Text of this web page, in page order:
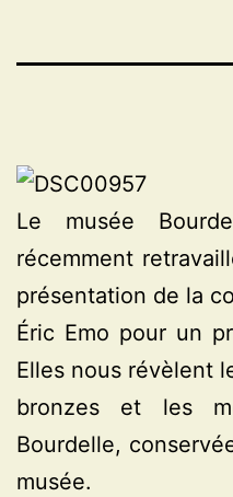
Le musée
récemment
présentation de la
Éric Emo pour un
Elles nous révèlent
bronzes et les
Bourdelle,
musée.